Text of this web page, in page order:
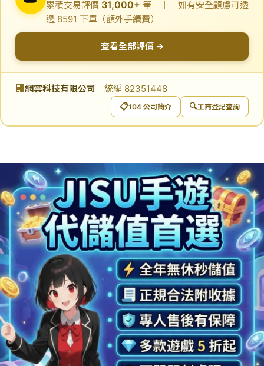
累積交易評價 31,000+ 筆 ｜ 如有安全顧慮可透
過 8591 下單（額外手續費）
查看全部評價 →
🏢 網雲科技有限公司 統編 82351448
📋104 公司簡介 🔍工商登記查詢